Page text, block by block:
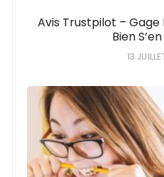
Avis Trustpilot –
Bien
13